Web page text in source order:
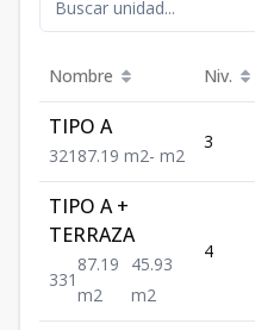
Nombre Niv.
TIPO A
321 87.19 m2- m2
3
TIPO A +
TERRAZA
331
87.19
m2
45.93
m2
4